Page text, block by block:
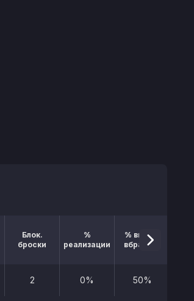
Блок.
броски
%
реализации
% выигр.
вбрасыв.
2 0% 50%